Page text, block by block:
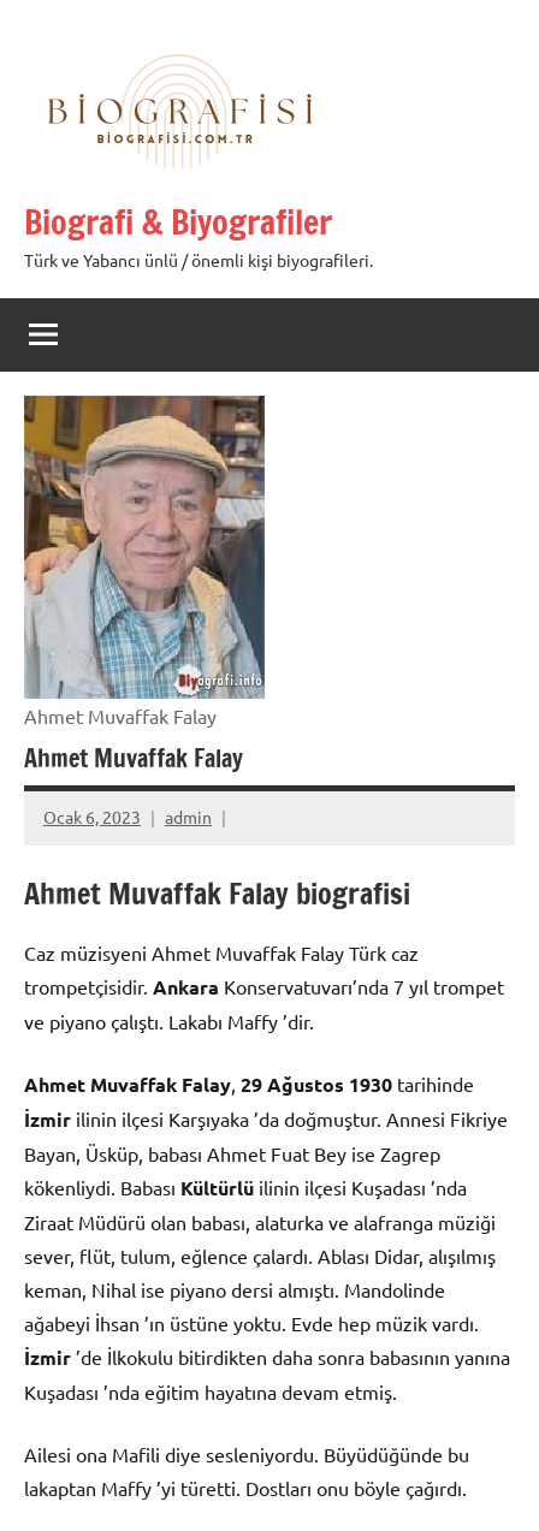
Biografi & Biyografiler
Türk ve Yabancı ünlü / önemli kişi biyografileri.
Ahmet Muvaffak Falay
Ahmet Muvaffak Falay
Ocak 6, 2023 admin
Ahmet Muvaffak Falay biografisi
Caz müzisyeni Ahmet Muvaffak Falay Türk caz
trompetçisidir. Ankara Konservatuvarı’nda 7 yıl trompet
ve piyano çalıştı. Lakabı Maffy ’dir.
Ahmet Muvaffak Falay 29 Ağustos 1930 tarihinde
İzmir ilinin ilçesi Karşıyaka ’da doğmuştur. Annesi Fikriye
Bayan, Üsküp, babası Ahmet Fuat Bey ise Zagrep
kökenliydi. Babası Kültürlü ilinin ilçesi Kuşadası ’nda
Ziraat Müdürü olan babası, alaturka ve alafranga müziği
sever, flüt, tulum, eğlence çalardı. Ablası Didar, alışılmış
keman, Nihal ise piyano dersi almıştı. Mandolinde
ağabeyi İhsan ’ın üstüne yoktu. Evde hep müzik vardı.
İzmir ’de İlkokulu bitirdikten daha sonra babasının yanına
Kuşadası ’nda eğitim hayatına devam etmiş.
Ailesi ona Mafili diye sesleniyordu. Büyüdüğünde bu
lakaptan Maffy ’yi türetti. Dostları onu böyle çağırdı.